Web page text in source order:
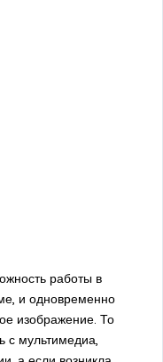
работы в
и одновременно
изображение. То
с мультимедиа,